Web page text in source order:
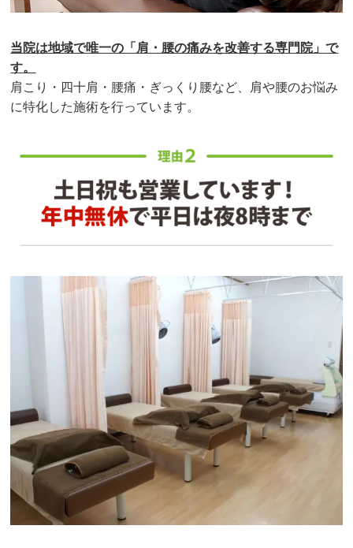
当院は地域で唯一の「肩・腰の痛みを改善する専門院」で
す。
肩こり・四十肩・腰痛・ぎっくり腰など、肩や腰のお悩み
に特化した施術を行っています。